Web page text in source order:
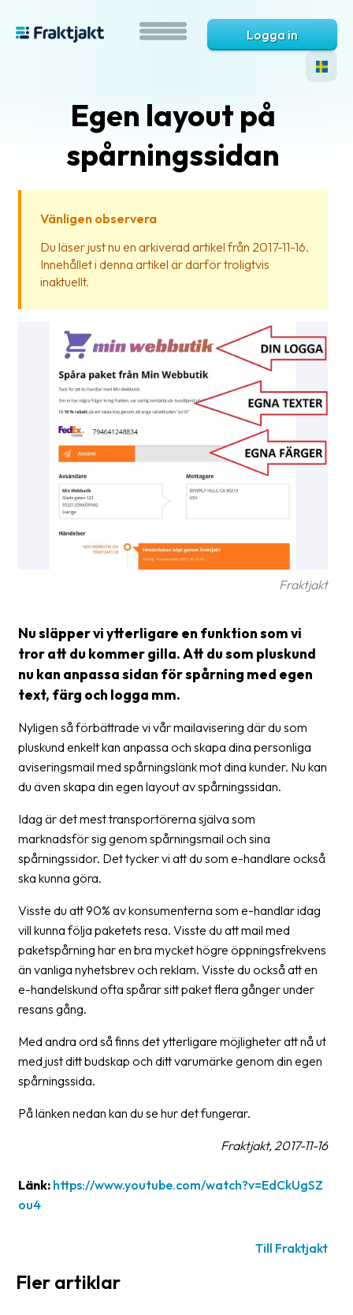
är
Fraktjakt?
Hjälp?
Vanliga
frågor
&
svar
Ordlista
Paketering
Frakthandlingar
Skrivarinställningar
Tulldeklarationer
Manualer
Nedladdningar
Kundtjänst
Om
Om
Fraktjakt
Medarbetare
Jobb
&
karriär
Kontakta
Villkor
innehåll
Logga in
Egen layout på
spårningssidan
Vänligen observera
Du läser just nu en arkiverad artikel från 2017-11-16.
Innehållet i denna artikel är därför troligtvis
inaktuellt.
Fraktjakt
Nu släpper vi ytterligare en funktion som vi
tror att du kommer gilla. Att du som pluskund
nu kan anpassa sidan för spårning med egen
text, färg och logga mm.
Nyligen så förbättrade vi vår mailavisering där du som
pluskund enkelt kan anpassa och skapa dina personliga
aviseringsmail med spårningslänk mot dina kunder. Nu kan
du även skapa din egen layout av spårningssidan.
Idag är det mest transportörerna själva som
marknadsför sig genom spårningsmail och sina
spårningssidor. Det tycker vi att du som e-handlare också
ska kunna göra.
Visste du att 90% av konsumenterna som e-handlar idag
vill kunna följa paketets resa. Visste du att mail med
paketspårning har en bra mycket högre öppningsfrekvens
än vanliga nyhetsbrev och reklam. Visste du också att en
e-handelskund ofta spårar sitt paket flera gånger under
resans gång.
Med andra ord så finns det ytterligare möjligheter att nå ut
med just ditt budskap och ditt varumärke genom din egen
spårningssida.
På länken nedan kan du se hur det fungerar.
Fraktjakt, 2017-11-16
Länk: https://www.youtube.com/watch?v=EdCkUgSZ
ou4
Till Fraktjakt
Fler artiklar